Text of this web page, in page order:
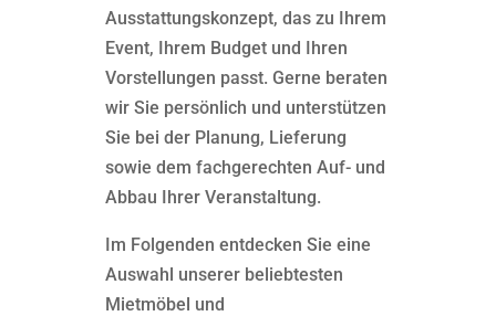
Ausstattungskonzept, das zu Ihrem
Event, Ihrem Budget und Ihren
Vorstellungen passt. Gerne beraten
wir Sie persönlich und unterstützen
Sie bei der Planung, Lieferung
sowie dem fachgerechten Auf- und
Abbau Ihrer Veranstaltung.
Im Folgenden entdecken Sie eine
Auswahl unserer beliebtesten
Mietmöbel und